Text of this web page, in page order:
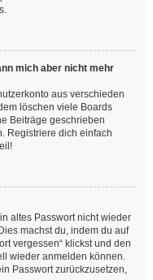
mich aber nicht mehr
aus verschieden
löschen viele Boards
Beiträge geschrieben
Registriere dich einfach
altes Passwort nicht wieder
machst du, indem du auf
vergessen“ klickst und den
wieder anmelden können.
Passwort zurückzusetzen,